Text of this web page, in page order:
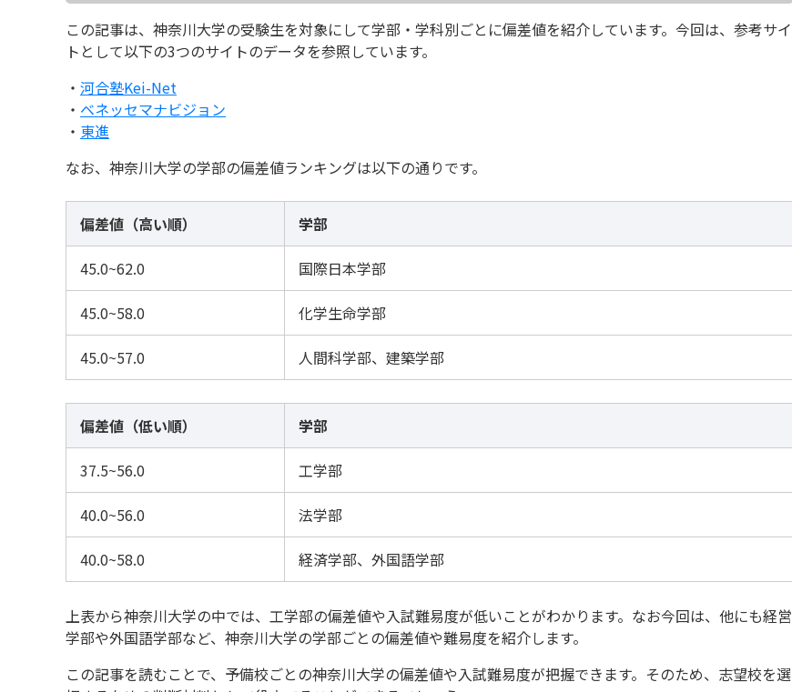
この記事は、神奈川大学の受験生を対象にして学部・学科別ごとに偏差値を紹介しています。今回は、参考サイ
トとして以下の3つのサイトのデータを参照しています。
・ 河合塾Kei-Net
・ ベネッセマナビジョン
・ 東進
なお、神奈川大学の学部の偏差値ランキングは以下の通りです。
偏差値（高い順） 学部
45.0~62.0 国際日本学部
45.0~58.0 化学生命学部
45.0~57.0 人間科学部、建築学部
偏差値（低い順） 学部
37.5~56.0 工学部
40.0~56.0 法学部
40.0~58.0 経済学部、外国語学部
上表から神奈川大学の中では、工学部の偏差値や入試難易度が低いことがわかります。なお今回は、他にも経営
学部や外国語学部など、神奈川大学の学部ごとの偏差値や難易度を紹介します。
この記事を読むことで、予備校ごとの神奈川大学の偏差値や入試難易度が把握できます。そのため、志望校を選